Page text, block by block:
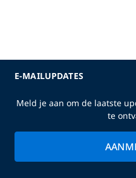
E-MAILUPDATES
Meld je aan om de laatste
te